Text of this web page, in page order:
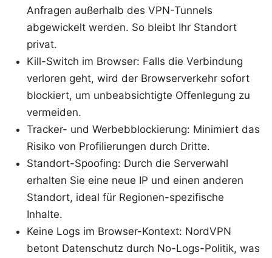
Anfragen außerhalb des VPN-Tunnels
abgewickelt werden. So bleibt Ihr Standort
privat.
Kill-Switch im Browser: Falls die Verbindung
verloren geht, wird der Browserverkehr sofort
blockiert, um unbeabsichtigte Offenlegung zu
vermeiden.
Tracker- und Werbebblockierung: Minimiert das
Risiko von Profilierungen durch Dritte.
Standort-Spoofing: Durch die Serverwahl
erhalten Sie eine neue IP und einen anderen
Standort, ideal für Regionen-spezifische
Inhalte.
Keine Logs im Browser-Kontext: NordVPN
betont Datenschutz durch No-Logs-Politik, was